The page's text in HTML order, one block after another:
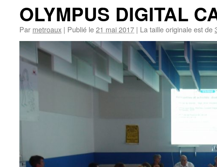
OLYMPUS DIGITAL
Par metroaux | Publié le21 mai 2017 | La taille originale est de